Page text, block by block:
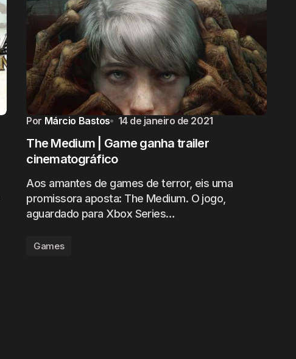
Por Márcio Bastos 14 de janeiro de 2021
The Medium | Game ganha trailer
cinematográfico
Aos amantes de games de terror, eis uma
promissora aposta: The Medium. O jogo,
aguardado para Xbox Series…
Games